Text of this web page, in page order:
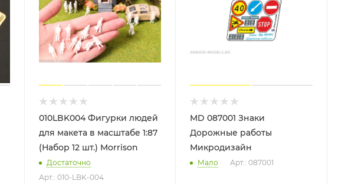
010LBK004 Фигурки людей
для макета в масштабе 1:87
(Набор 12 шт.) Morrison
Достаточно
Арт.: 010-LBK-004
MD 087001 Знаки
Дорожные работы
Микродизайн
Мало Арт.: 087001